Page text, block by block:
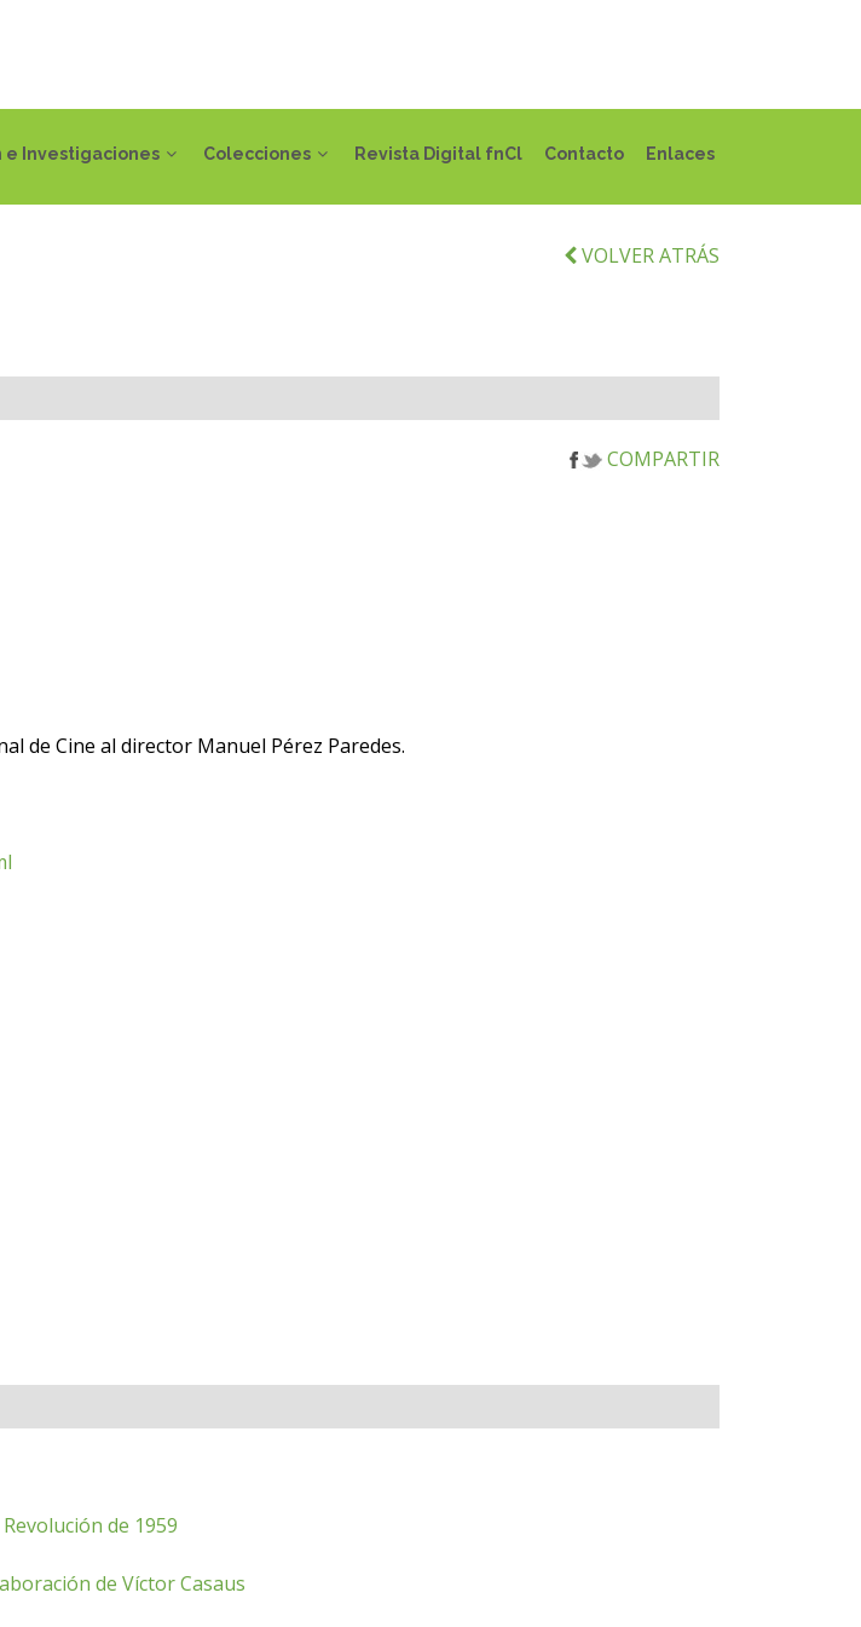
e Investigaciones Colecciones Revista Digital fnCl Contacto Enlaces
VOLVER ATRÁS
COMPARTIR
de Cine al director Manuel Pérez Paredes.
de 1959
de Víctor Casaus